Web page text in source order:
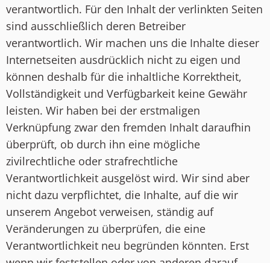
verantwortlich. Für den Inhalt der verlinkten Seiten
sind ausschließlich deren Betreiber
verantwortlich. Wir machen uns die Inhalte dieser
Internetseiten ausdrücklich nicht zu eigen und
können deshalb für die inhaltliche Korrektheit,
Vollständigkeit und Verfügbarkeit keine Gewähr
leisten. Wir haben bei der erstmaligen
Verknüpfung zwar den fremden Inhalt daraufhin
überprüft, ob durch ihn eine mögliche
zivilrechtliche oder strafrechtliche
Verantwortlichkeit ausgelöst wird. Wir sind aber
nicht dazu verpflichtet, die Inhalte, auf die wir
unserem Angebot verweisen, ständig auf
Veränderungen zu überprüfen, die eine
Verantwortlichkeit neu begründen könnten. Erst